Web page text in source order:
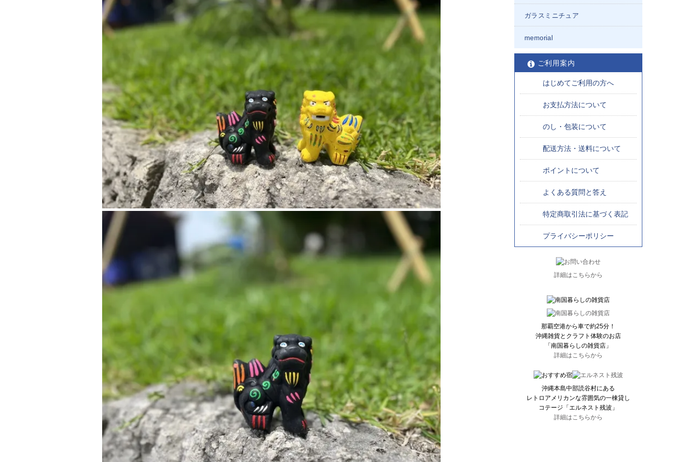
ガラスミニチュア
memorial
ご利用案内
はじめてご利用の方へ
お支払方法について
のし・包装について
配送方法・送料について
ポイントについて
よくある質問と答え
特定商取引法に基づく表記
プライバシーポリシー
詳細はこちらから
那覇空港から車で約25分！
沖縄雑貨とクラフト体験のお店
「南国暮らしの雑貨店」
詳細はこちらから
沖縄本島中部読谷村にある
レトロアメリカンな雰囲気の一棟貸し
コテージ「エルネスト残波」
詳細はこちらから